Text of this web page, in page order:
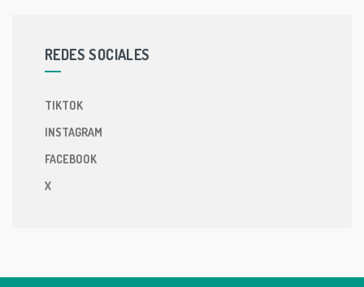
REDES SOCIALES
TIKTOK
INSTAGRAM
FACEBOOK
X